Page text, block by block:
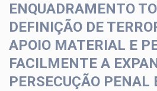
ENQUADRAMENTO
DEFINIÇÃO DE
APOIO MATERIAL E
FACILMENTE A
PERSECUÇÃO PENAL